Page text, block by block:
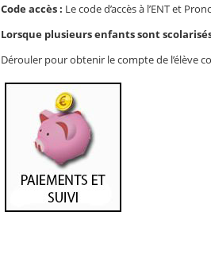
Code accès : Le code d’accès à l’ENT et
Lorsque plusieurs enfants sont
Dérouler pour obtenir le compte de l’élève